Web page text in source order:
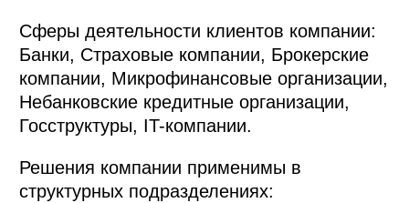
Сферы деятельности клиентов компании:
Банки, Страховые компании, Брокерские
компании, Микрофинансовые организации,
Небанковские кредитные организации,
Госструктуры, IT-компании.
Решения компании применимы в
структурных подразделениях: